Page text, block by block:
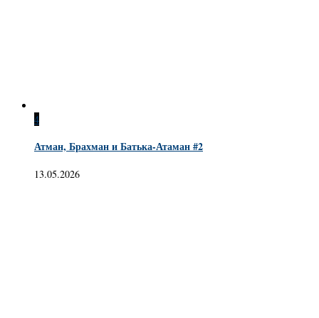
4
Атман, Брахман и Батька-Атаман #2
13.05.2026